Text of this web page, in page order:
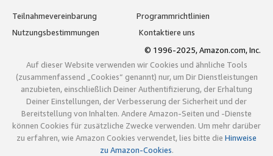
Teilnahmevereinbarung
Programmrichtlinien
Nutzungsbestimmungen
Kontaktiere uns
© 1996-2025, Amazon.com, Inc.
Auf dieser Website verwenden wir Cookies und ähnliche Tools
(zusammenfassend „Cookies“ genannt) nur, um Dir Dienstleistungen
anzubieten, einschließlich Deiner Authentifizierung, der Erhaltung
Deiner Einstellungen, der Verbesserung der Sicherheit und der
Bereitstellung von Inhalten. Andere Amazon-Seiten und -Dienste
können Cookies für zusätzliche Zwecke verwenden. Um mehr darüber
zu erfahren, wie Amazon Cookies verwendet, lies bitte die Hinweise
zu Amazon-Cookies.